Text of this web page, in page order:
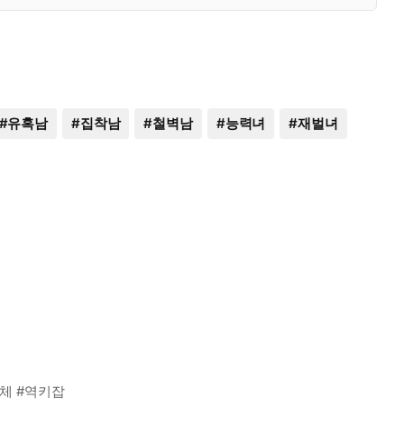
#유혹남 #집착남 #철벽남 #능력녀 #재벌녀
#역키잡